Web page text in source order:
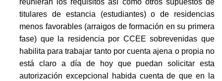
titulares de estancia (estudiantes) o de residencias
menos favorables (arraigos de formación en su primera
fase) que la residencia por CCEE sobrevenidas que
habilita para trabajar tanto por cuenta ajena o propia no
está claro a día de hoy que puedan solicitar esta
autorización excepcional habida cuenta de que en la